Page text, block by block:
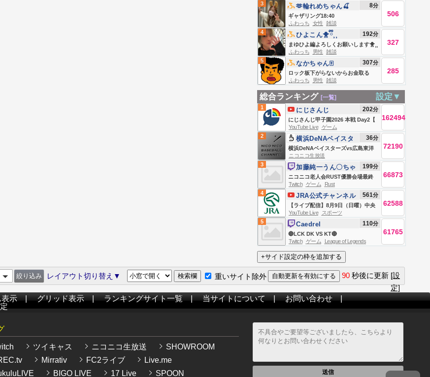
3
ギャザリング18:40
🫶輪れめちゃん🍒 8分
506
ふわっち 女性 雑談
4
まゆひよ編よろしくお願いします🐥⸒⸒
ひよこん🐥ྀི⸒⸒ 192分
327
ふわっち 男性 雑談
5
ロック板下がらないからお金取る
なかちゃん🀄️ 307分
285
ふわっち 男性 雑談
総合ランキング [一覧] 設定▼
1
にじさんじ甲子園2026 本戦 Day2【
#にじ甲2026_Day2 】
にじさんじ 202分
162494
YouTube Live ゲーム
2
横浜DeNAベイスターズvs広島東洋
カープ （8月9日）
横浜DeNAベイスタ
ーズvs広島東洋カー
プ （8月9日）
36分
72190
ニコニコ生放送
3
ニコニコ老人会RUST優勝会場最終
日
加藤純一うん〇ちゃ
ん
199分
66873
Twitch ゲーム
Rust
4
【ライブ配信】8月9日（日曜）中央
競馬全レース中継（新潟・中京・札
幌）
JRA公式チャンネル 561分
62588
YouTube Live
スポーツ
5
🔴LCK DK VS KT🔴
Caedrel 110分
61765
Twitch ゲーム League of Legends
レイアウト切り替え▼ 重いサイト除外 90 秒後に更新 [設
定]
示|グリッド表示|ランキングサイト一覧|当サイトについて|お問い合わせ|
ツイキャス ニコニコ生放送
SHOWROOM
Mirrativ FC2ライブ
Live.me
BIGO LIVE 17 Live SPOON 送信